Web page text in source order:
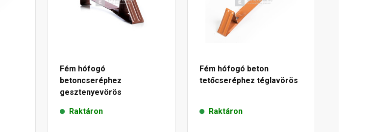
Fém hófogó
betoncseréphez
gesztenyevörös
Raktáron
Fém hófogó beton
tetőcseréphez téglavörös
Raktáron